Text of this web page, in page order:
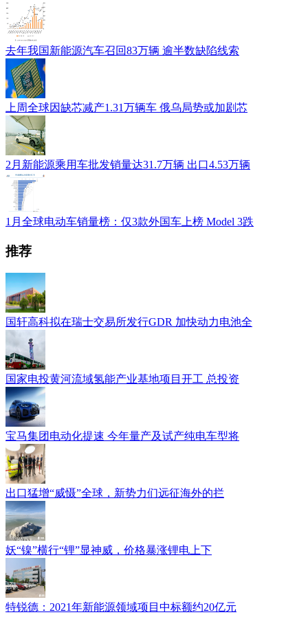
去年我国新能源汽车召回83万辆 逾半数缺陷线索
上周全球因缺芯减产1.31万辆车 俄乌局势或加剧芯
2月新能源乘用车批发销量达31.7万辆 出口4.53万辆
1月全球电动车销量榜：仅3款外国车上榜 Model 3跌
推荐
国轩高科拟在瑞士交易所发行GDR 加快动力电池全
国家电投黄河流域氢能产业基地项目开工 总投资
宝马集团电动化提速 今年量产及试产纯电车型将
出口猛增“威慑”全球，新势力们远征海外的拦
妖“镍”横行“锂”显神威，价格暴涨锂电上下
特锐德：2021年新能源领域项目中标额约20亿元